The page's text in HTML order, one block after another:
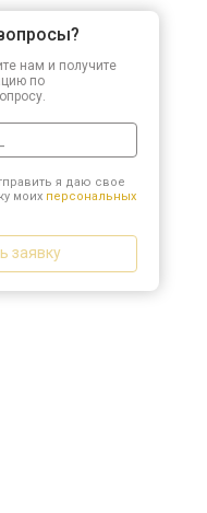
нам и получите
по
я даю свое
моих персональных
заявку